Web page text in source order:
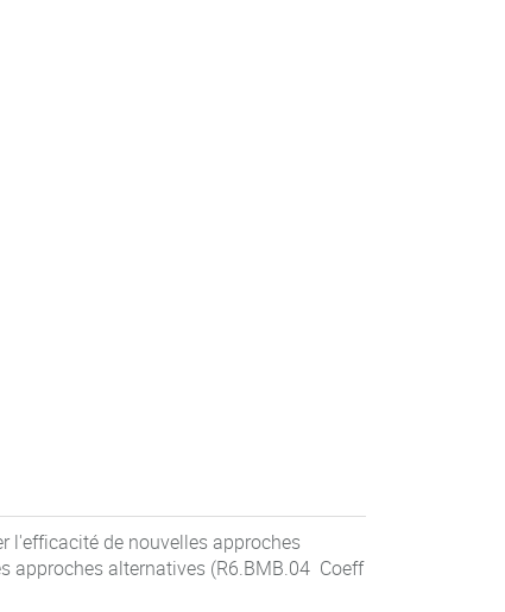
l'efficacité de nouvelles approches
approches alternatives (R6.BMB.04 Coeff